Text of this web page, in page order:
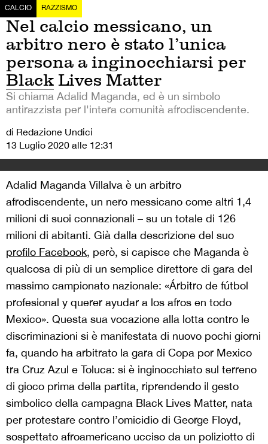
CALCIO RAZZISMO
Nel calcio messicano, un
arbitro nero è stato l’unica
persona a inginocchiarsi per
Black Lives Matter
Si chiama Adalid Maganda, ed è un simbolo
antirazzista per l'intera comunità afrodiscendente.
di Redazione Undici
13 Luglio 2020 alle 12:31
Adalid Maganda Villalva è un arbitro
afrodiscendente, un nero messicano come altri 1,4
milioni di suoi connazionali – su un totale di 126
milioni di abitanti. Già dalla descrizione del suo
profilo Facebook, però, si capisce che Maganda è
qualcosa di più di un semplice direttore di gara del
massimo campionato nazionale: «Árbitro de fútbol
profesional y querer ayudar a los afros en todo
Mexico». Questa sua vocazione alla lotta contro le
discriminazioni si è manifestata di nuovo pochi giorni
fa, quando ha arbitrato la gara di Copa por Mexico
tra Cruz Azul e Toluca: si è inginocchiato sul terreno
di gioco prima della partita, riprendendo il gesto
simbolico della campagna Black Lives Matter, nata
per protestare contro l’omicidio di George Floyd,
sospettato afroamericano ucciso da un poliziotto di